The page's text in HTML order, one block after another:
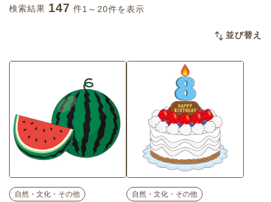
検索結果 147 件1～20件を表示
並び替え
自然・文化・その他 自然・文化・その他